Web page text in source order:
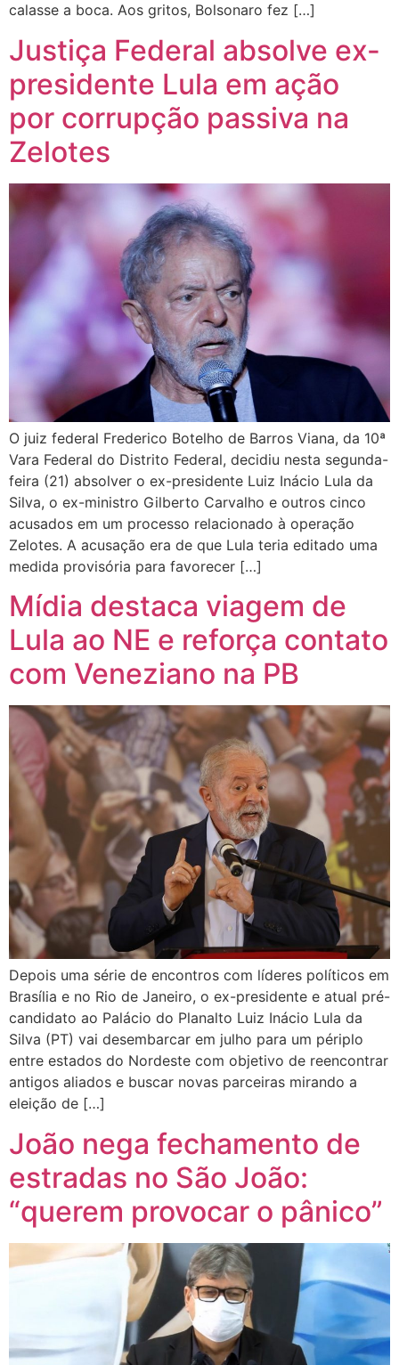
calasse a boca. Aos gritos, Bolsonaro fez […]
Justiça Federal absolve ex-
presidente Lula em ação
por corrupção passiva na
Zelotes
O juiz federal Frederico Botelho de Barros Viana, da 10ª
Vara Federal do Distrito Federal, decidiu nesta segunda-
feira (21) absolver o ex-presidente Luiz Inácio Lula da
Silva, o ex-ministro Gilberto Carvalho e outros cinco
acusados em um processo relacionado à operação
Zelotes. A acusação era de que Lula teria editado uma
medida provisória para favorecer […]
Mídia destaca viagem de
Lula ao NE e reforça contato
com Veneziano na PB
Depois uma série de encontros com líderes políticos em
Brasília e no Rio de Janeiro, o ex-presidente e atual pré-
candidato ao Palácio do Planalto Luiz Inácio Lula da
Silva (PT) vai desembarcar em julho para um périplo
entre estados do Nordeste com objetivo de reencontrar
antigos aliados e buscar novas parceiras mirando a
eleição de […]
João nega fechamento de
estradas no São João:
“querem provocar o pânico”